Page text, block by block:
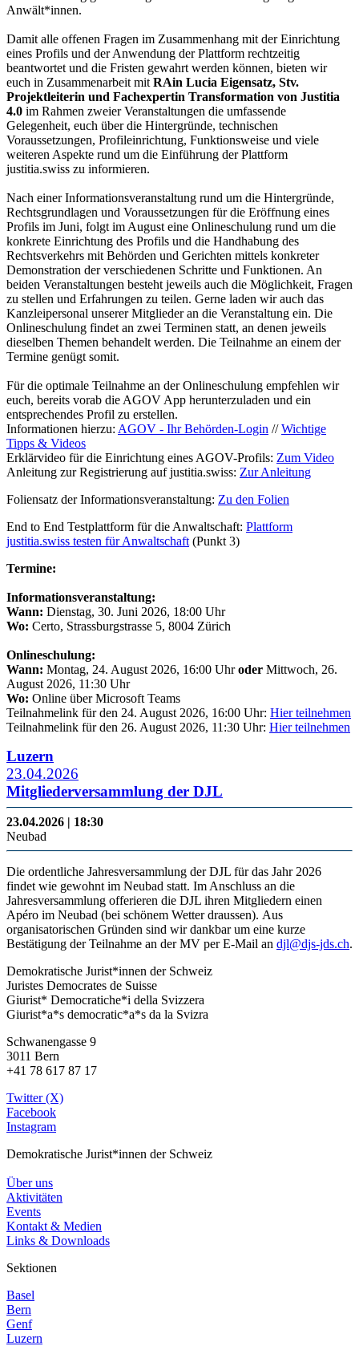
Anwält*innen.
Damit alle offenen Fragen im Zusammenhang mit der Einrichtung
eines Profils und der Anwendung der Plattform rechtzeitig
beantwortet und die Fristen gewahrt werden können, bieten wir
euch in Zusammenarbeit mit RAin Lucia Eigensatz, Stv.
Projektleiterin und Fachexpertin Transformation von Justitia
4.0 im Rahmen zweier Veranstaltungen die umfassende
Gelegenheit, euch über die Hintergründe, technischen
Voraussetzungen, Profileinrichtung, Funktionsweise und viele
weiteren Aspekte rund um die Einführung der Plattform
justitia.swiss zu informieren.
Nach einer Informationsveranstaltung rund um die Hintergründe,
Rechtsgrundlagen und Voraussetzungen für die Eröffnung eines
Profils im Juni, folgt im August eine Onlineschulung rund um die
konkrete Einrichtung des Profils und die Handhabung des
Rechtsverkehrs mit Behörden und Gerichten mittels konkreter
Demonstration der verschiedenen Schritte und Funktionen. An
beiden Veranstaltungen besteht jeweils auch die Möglichkeit, Fragen
zu stellen und Erfahrungen zu teilen. Gerne laden wir auch das
Kanzleipersonal unserer Mitglieder an die Veranstaltung ein. Die
Onlineschulung findet an zwei Terminen statt, an denen jeweils
dieselben Themen behandelt werden. Die Teilnahme an einem der
Termine genügt somit.
Für die optimale Teilnahme an der Onlineschulung empfehlen wir
euch, bereits vorab die AGOV App herunterzuladen und ein
entsprechendes Profil zu erstellen.
Informationen hierzu: AGOV - Ihr Behörden-Login //Wichtige
Tipps & Videos
Erklärvideo für die Einrichtung eines AGOV-Profils: Zum Video
Anleitung zur Registrierung auf justitia.swiss: Zur Anleitung
Foliensatz der Informationsveranstaltung: Zu den Folien
End to End Testplattform für die Anwaltschaft: Plattform
justitia.swiss testen für Anwaltschaft (Punkt 3)
Termine:
Informationsveranstaltung:
Wann: Dienstag, 30. Juni 2026, 18:00 Uhr
Wo: Certo, Strassburgstrasse 5, 8004 Zürich
Onlineschulung:
Wann: Montag, 24. August 2026, 16:00 Uhroder Mittwoch, 26.
August 2026, 11:30 Uhr
Wo: Online über Microsoft Teams
Teilnahmelink für den 24. August 2026, 16:00 Uhr: Hier teilnehmen
Teilnahmelink für den 26. August 2026, 11:30 Uhr: Hier teilnehmen
Luzern
23.04.2026
Mitgliederversammlung der DJL
23.04.2026 | 18:30
Neubad
Die ordentliche Jahresversammlung der DJL für das Jahr 2026
findet wie gewohnt im Neubad statt. Im Anschluss an die
Jahresversammlung offerieren die DJL ihren Mitgliedern einen
Apéro im Neubad (bei schönem Wetter draussen). Aus
organisatorischen Gründen sind wir dankbar um eine kurze
Bestätigung der Teilnahme an der MV per E-Mail an djl@djs-jds.ch.
Demokratische Jurist*innen der Schweiz
Juristes Democrates de Suisse
Giurist* Democratiche*i della Svizzera
Giurist*a*s democratic*a*s da la Svizra
Schwanengasse 9
3011 Bern
+41 78 617 87 17
Twitter (X)
Facebook
Instagram
Demokratische Jurist*innen der Schweiz
Über uns
Aktivitäten
Events
Kontakt & Medien
Links & Downloads
Sektionen
Basel
Bern
Genf
Luzern